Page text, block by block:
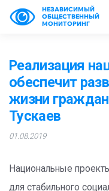
НЕЗАВИСИМЫЙ
ОБЩЕСТВЕННЫЙ
МОНИТОРИНГ
Реализация
обеспечит
жизни
Тускаев
01.08.2019
Национальные
для стабильного